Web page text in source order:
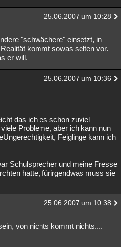
25.06.2007 um 10:28
"schwächere" einsetzt, in
kommt sowas selten vor.
er will.
25.06.2007 um 10:36
das ich es schon zuviel
Probleme, aber ich kann nun
Feiglinge kann ich
Schulsprecher und meine Fresse
hatte, fürirgendwas muss sie
25.06.2007 um 10:38
von nichts kommt nichts....